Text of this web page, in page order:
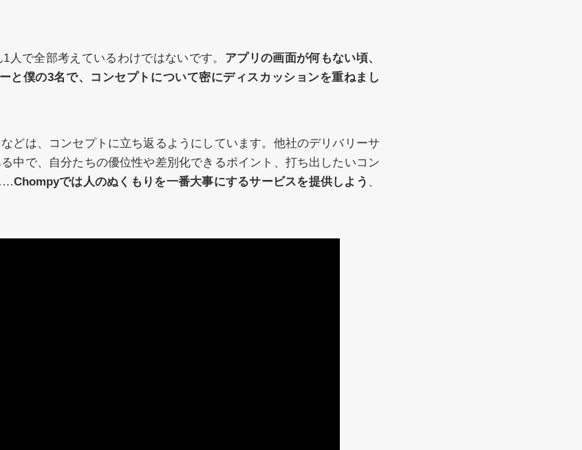
1人で全部考えているわけではないです。 アプリの画面が何もない頃、
と僕の3名で、コンセプトについて密にディスカッションを重ねまし
どは、コンセプトに立ち返るようにしています。他社のデリバリーサ
中で、自分たちの優位性や差別化できるポイント、打ち出したいコン
Chompyでは人のぬくもりを一番大事にするサービスを提供しよう 、